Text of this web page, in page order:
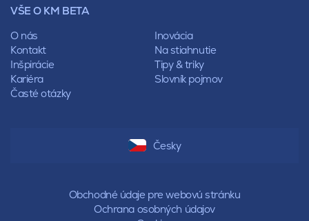
Sedlová
Polovalbová
Stanová
Mansardová
Pultová
Hodonka
Pálené zdivo Profiblok
Nosné murivo
Priečky
Vencovky
Preklady
VŠE O KM BETA
O nás
Inovácia
Kontakt
Na stiahnutie
Inšpirácie
Tipy & triky
Kariéra
Slovník pojmov
Časté otázky
Česky
Obchodné údaje pre webovú stránku
Ochrana osobných údajov